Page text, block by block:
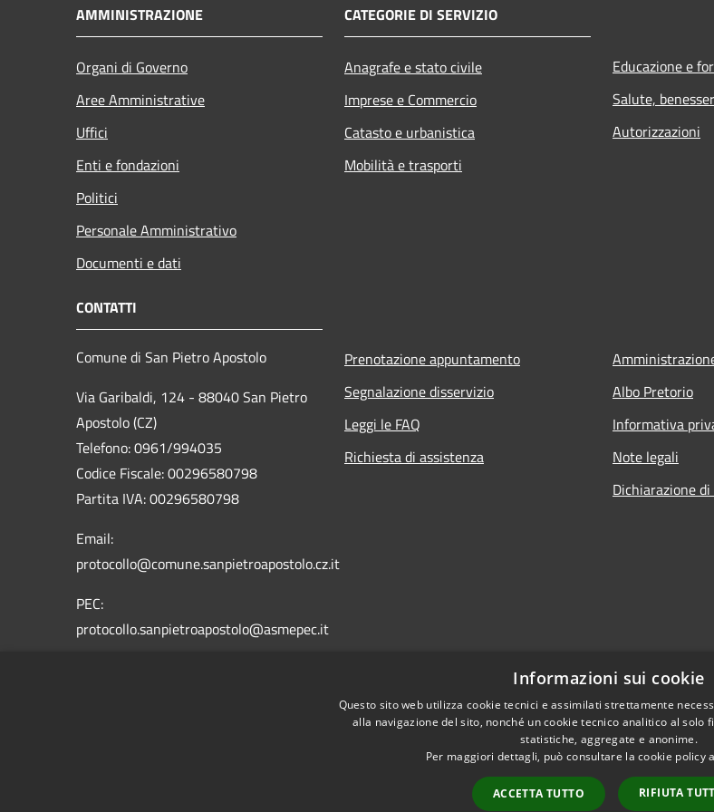
AMMINISTRAZIONE
Organi di Governo
Aree Amministrative
Uffici
Enti e fondazioni
Politici
Personale Amministrativo
Documenti e dati
CATEGORIE DI SERVIZIO
Anagrafe e stato civile
Imprese e Commercio
Catasto e urbanistica
Mobilità e trasporti
Educazione e
Salute,
Autorizzazioni
CONTATTI
Comune di San Pietro Apostolo
Via Garibaldi, 124 - 88040 San Pietro
Apostolo (CZ)
Telefono: 0961/994035
Codice Fiscale: 00296580798
Partita IVA: 00296580798
Email:
protocollo@comune.sanpietroapostolo.cz.it
PEC:
protocollo.sanpietroapostolo@asmepec.it
Prenotazione appuntamento
Segnalazione disservizio
Leggi le FAQ
Richiesta di assistenza
Albo Pretorio
Informativa
Note legali
Dichiarazione
Copyright ©
Informazioni sui cookie
Questo sito web utilizza cookie tecnici e assimilati strettamente
alla navigazione del sito, nonché un cookie tecnico analitico al solo
statistiche, aggregate e anonime.
Per maggiori dettagli, può consultare la cookie policy
ACCETTA TUTTO RIFIUTA